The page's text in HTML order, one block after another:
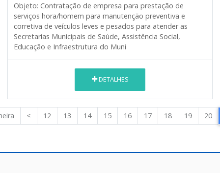
Objeto: Contratação de empresa para prestação de
serviços hora/homem para manutenção preventiva e
corretiva de veículos leves e pesados para atender as
Secretarias Municipais de Saúde, Assistência Social,
Educação e Infraestrutura do Muni
DETALHES
< 12 13 14 15 16 17 18 19 20